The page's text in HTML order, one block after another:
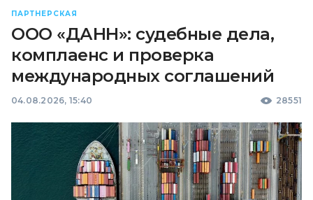
ПАРТНЕРСКАЯ
ООО «ДАНН»: судебные дела,
комплаенс и проверка
международных соглашений
04.08.2026, 15:40 28551